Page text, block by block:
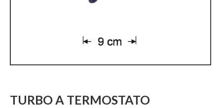
TURBO A TERMOSTATO